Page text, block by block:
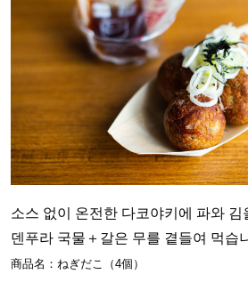
소스 없이 온전한 다코야키에 파와
덴푸라 국물＋갈은 무를 곁들여 먹습
商品名：ねぎだこ（4個）